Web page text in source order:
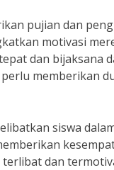
pujian dan
motivasi
dan bijaksana
memberikan
siswa
dan